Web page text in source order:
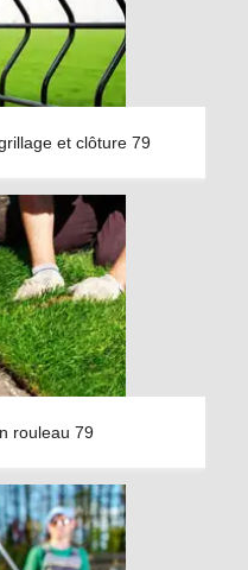
et clôture 79
rouleau 79